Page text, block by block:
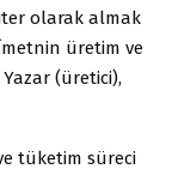
olarak almak
üretim ve
(üretici),
tüketim süreci